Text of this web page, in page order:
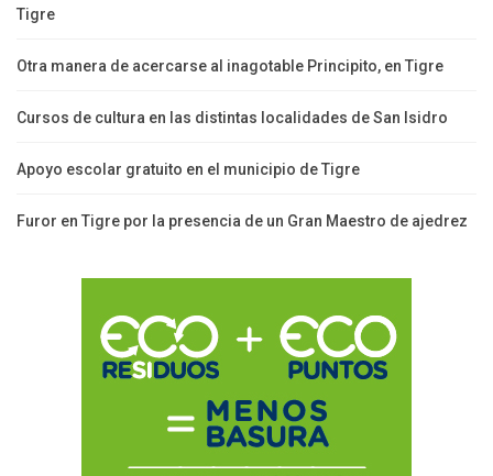
Tigre
Otra manera de acercarse al inagotable Principito, en Tigre
Cursos de cultura en las distintas localidades de San Isidro
Apoyo escolar gratuito en el municipio de Tigre
Furor en Tigre por la presencia de un Gran Maestro de ajedrez